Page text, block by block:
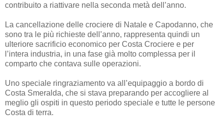
contribuito a riattivare nella seconda metà dell’anno.
La cancellazione delle crociere di Natale e Capodanno, che
sono tra le più richieste dell’anno, rappresenta quindi un
ulteriore sacrificio economico per Costa Crociere e per
l’intera industria, in una fase già molto complessa per il
comparto che contava sulle operazioni.
Uno speciale ringraziamento va all’equipaggio a bordo di
Costa Smeralda, che si stava preparando per accogliere al
meglio gli ospiti in questo periodo speciale e tutte le persone
Costa di terra.